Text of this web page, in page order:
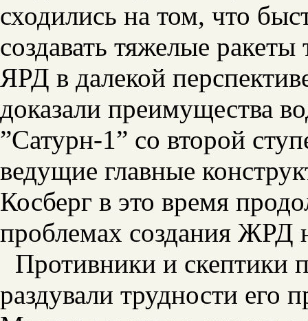
сходились на том, что
создавать тяжелые
ЯРД в далекой
доказали преимущества
”Сатурн-1” со второй
ведущие главные
Косберг в это время
проблемах создания ЖРД
Противники и скептики
раздували трудности его